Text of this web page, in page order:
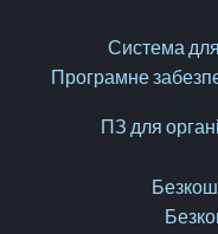
Система для
Програмне
ПЗ для